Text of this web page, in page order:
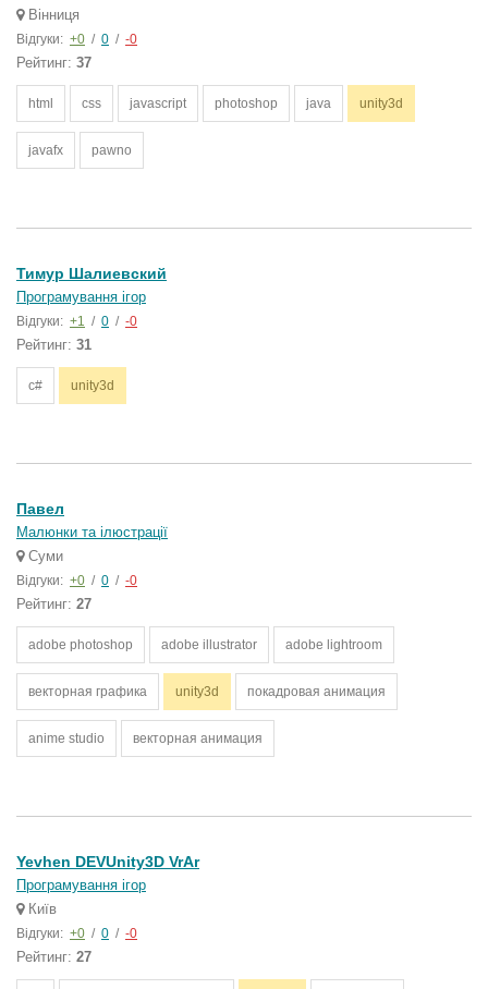
Вінниця
Відгуки: +0 / 0 / -0
Рейтинг: 37
html css javascript photoshop java unity3d
javafx pawno
Тимур Шалиевский
Програмування ігор
Відгуки: +1 / 0 / -0
Рейтинг: 31
c# unity3d
Павел
Малюнки та ілюстрації
Суми
Відгуки: +0 / 0 / -0
Рейтинг: 27
adobe photoshop adobe illustrator adobe lightroom
векторная графика unity3d покадровая анимация
anime studio векторная анимация
Yevhen DEVUnity3D VrAr
Програмування ігор
Київ
Відгуки: +0 / 0 / -0
Рейтинг: 27